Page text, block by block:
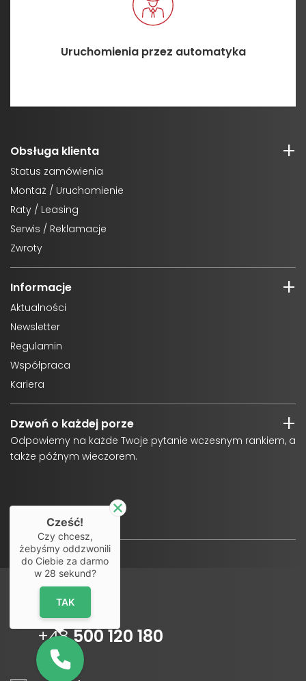
Uruchomienia przez automatyka
Obsługa klienta
Status zamówienia
Montaż / Uruchomienie
Raty / Leasing
Serwis / Reklamacje
Zwroty
Informacje
Aktualności
Newsletter
Regulamin
Współpraca
Kariera
Dzwoń o każdej porze
Odpowiemy na każde Twoje pytanie wczesnym rankiem, a
także późnym wieczorem.
Infolinia
+48500 120 180
Cześć!
Czy chcesz,
żebyśmy oddzwonili
do Ciebie za darmo
w 28 sekund?
TAK